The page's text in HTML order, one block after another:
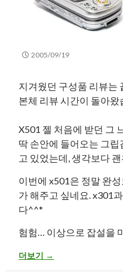
2005/09/19
지겨웠던 구성품 리뷰는
본체 리뷰 시간이 돌아
X501 젤 처음에 받던 그
딱 손안에 들어오는 그
고 있었는데, 생각보다
이번에 x501은 정말 완
가 해주고 싶네요. x301
다^^*
험험… 이상으로 잡설을
[Poz X501 Review] 3.X501
더보기 →